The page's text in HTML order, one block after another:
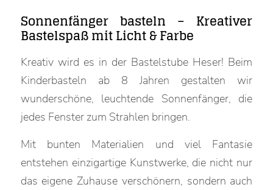
Sonnenfänger basteln – Kreativer
Bastelspaß mit Licht & Farbe
Kreativ wird es in der Bastelstube Heser! Beim
Kinderbasteln ab 8 Jahren gestalten wir
wunderschöne, leuchtende Sonnenfänger, die
jedes Fenster zum Strahlen bringen.
Mit bunten Materialien und viel Fantasie
entstehen einzigartige Kunstwerke, die nicht nur
das eigene Zuhause verschönern, sondern auch